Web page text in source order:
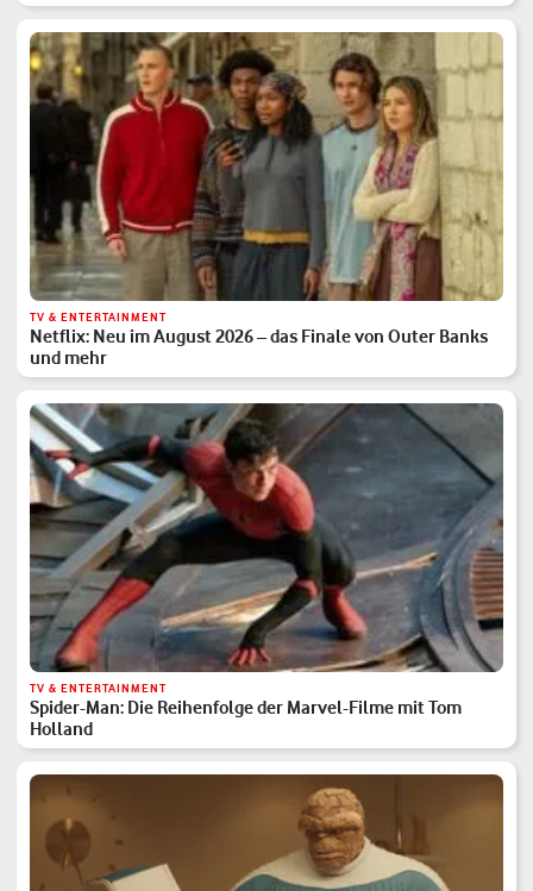
TV & ENTERTAINMENT
Netflix: Neu im August 2026 – das Finale von Outer Banks
und mehr
TV & ENTERTAINMENT
Spider-Man: Die Reihenfolge der Marvel-Filme mit Tom
Holland